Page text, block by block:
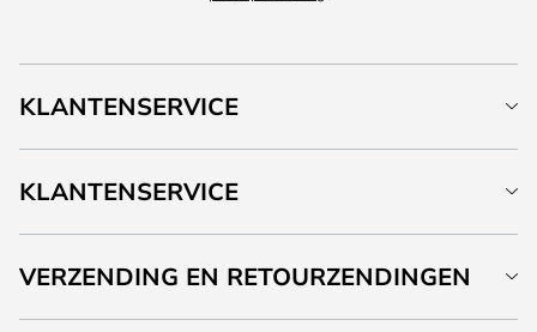
KLANTENSERVICE
KLANTENSERVICE
VERZENDING EN RETOURZENDINGEN